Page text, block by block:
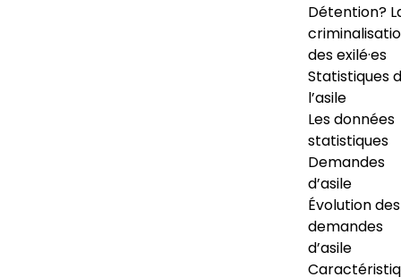
Détention?
des exilé·es
Statistiques
l’asile
Les données
statistiques
Demandes
d’asile
Évolution des
demandes
d’asile